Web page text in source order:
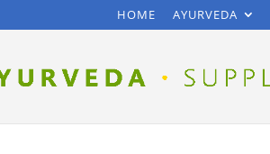
HOME AYURVEDA